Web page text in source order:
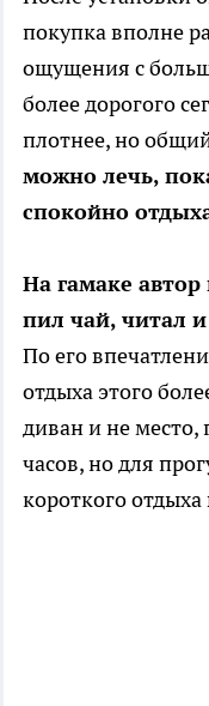
покупка вполне
ощущения с
более дорогого
плотнее, но
можно лечь,
спокойно
На гамаке
пил чай, читал
По его
отдыха этого
диван и не место,
часов, но для
короткого